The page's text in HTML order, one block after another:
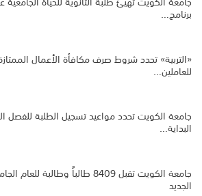
برنامج…
«التربية» تحدد شروط صرف مكافأة الأعمال
للعاملين…
جامعة الكويت تحدد مواعيد تسجيل الطلبة للفصل
البداية…
جامعة الكويت تقبل 8409 طالباً وطالبة للعام
الجديد